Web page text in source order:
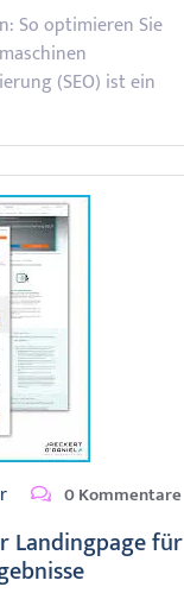
So optimieren Sie
(SEO) ist ein
0 Kommentare
Landingpage für